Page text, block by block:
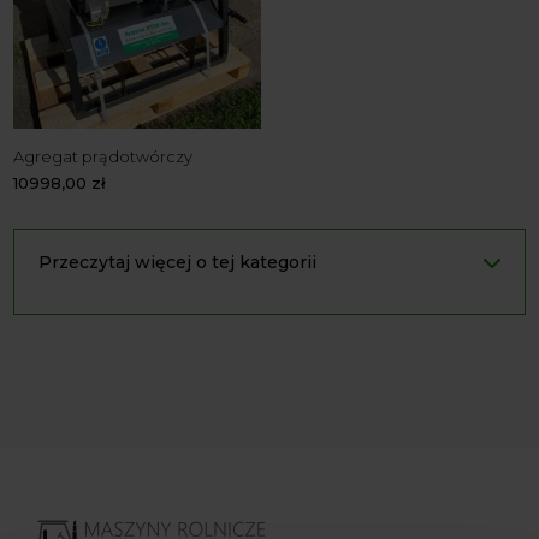
Agregat prądotwórczy
10998,00 zł
Przeczytaj więcej o tej kategorii
prądu, które powinno znaleźć się w każdym gospodarstwie
Agregat prądotwórczy jest urządzeniem przeznaczonym